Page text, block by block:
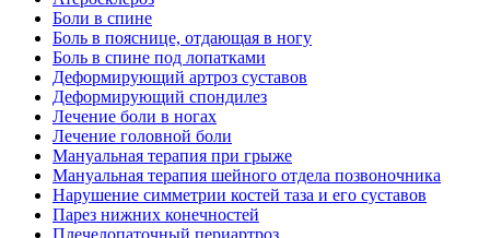
Боли в спине
Боль в пояснице, отдающая в ногу
Боль в спине под лопатками
Деформирующий артроз суставов
Деформирующий спондилез
Лечение боли в ногах
Лечение головной боли
Мануальная терапия при грыже
Мануальная терапия шейного отдела позвоночника
Нарушение симметрии костей таза и его суставов
Парез нижних конечностей
Плечелопаточный периартроз